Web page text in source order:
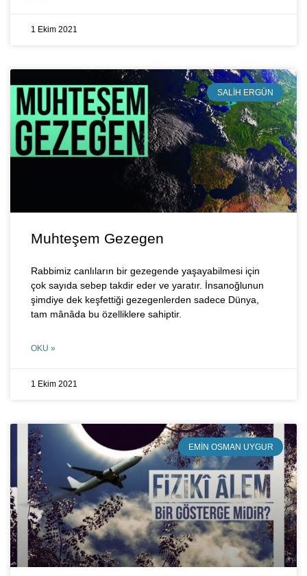
1 Ekim 2021
SALIH ERGÜN
Muhteşem Gezegen
Rabbimiz canlıların bir gezegende yaşayabilmesi için
çok sayıda sebep takdir eder ve yaratır. İnsanoğlunun
şimdiye dek keşfettiği gezegenlerden sadece Dünya,
tam mânâda bu özelliklere sahiptir.
OKU »
1 Ekim 2021
EMIN OSMAN UYGUR